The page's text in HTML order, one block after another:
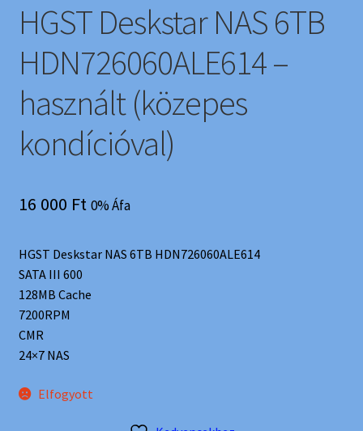
HGST Deskstar NAS 6TB
HDN726060ALE614 –
használt (közepes
kondícióval)
16 000 Ft 0% Áfa
HGST Deskstar NAS 6TB HDN726060ALE614
SATA III 600
128MB Cache
7200RPM
CMR
24×7 NAS
Elfogyott